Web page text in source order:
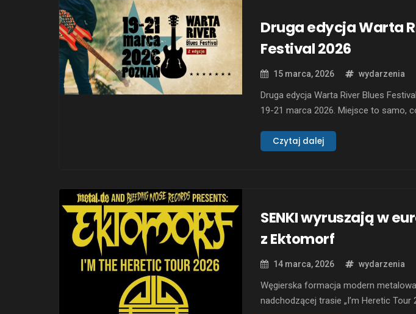
Druga edycja Warta
Festival 2026
15 marca, 2026 wydarzenia
Druga edycja Warta River Blues
19-21 marca 2026. Miejsce to samo,
Nowowiejskiego 13/15 w Poznaniu.
Czytaj dalej
SENKI wyruszają w
z Ektomorf
14 marca, 2026 wydarzenia
Węgierska formacja modern metalowa
nadchodzącej trasie „I’m Heretic Tour